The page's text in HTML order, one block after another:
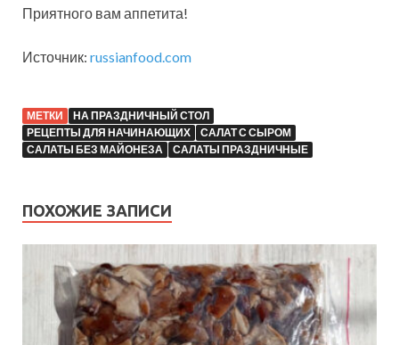
Приятного вам аппетита!
Источник: russianfood.com
МЕТКИ
НА ПРАЗДНИЧНЫЙ СТОЛ
РЕЦЕПТЫ ДЛЯ НАЧИНАЮЩИХ
САЛАТ С СЫРОМ
САЛАТЫ БЕЗ МАЙОНЕЗА
САЛАТЫ ПРАЗДНИЧНЫЕ
ПОХОЖИЕ ЗАПИСИ